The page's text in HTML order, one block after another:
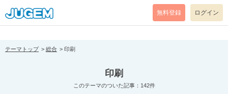
[pear_error: message="Success" code=0 mode=return level=notice
prefix="" info=""]
無料登録 ログイン
テーマトップ 総合 印刷
印刷
このテーマのついた記事：142件